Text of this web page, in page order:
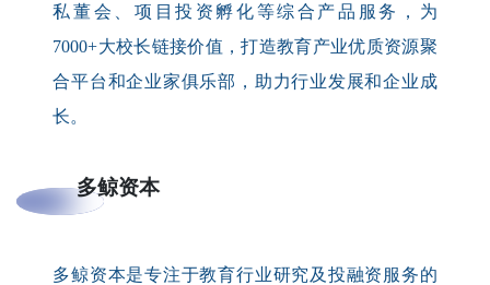
私董会、项目投资孵化等综合产品服务，为
7000+大校长链接价值，打造教育产业优质资源聚
合平台和企业家俱乐部，助力行业发展和企业成
长。
多鲸资本
多鲸资本是专注于教育行业研究及投融资服务的